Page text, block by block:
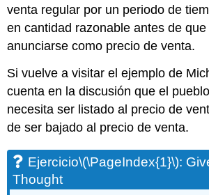
venta regular por un periodo de
en cantidad razonable antes de
anunciarse como precio de venta.
Si vuelve a visitar el ejemplo de
cuenta en la discusión que el
necesita ser listado al precio de
de ser bajado al precio de venta.
Ejercicio\(\PageIndex{1}\):
Thought